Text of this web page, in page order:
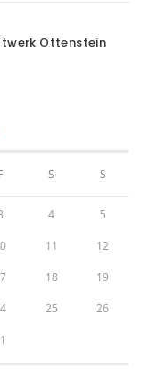
Ottenstein
S S
4 5
11 12
18 19
25 26